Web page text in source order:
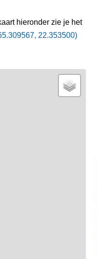
hieronder zie je het
22.353500)